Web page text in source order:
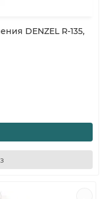
DENZEL R-135,